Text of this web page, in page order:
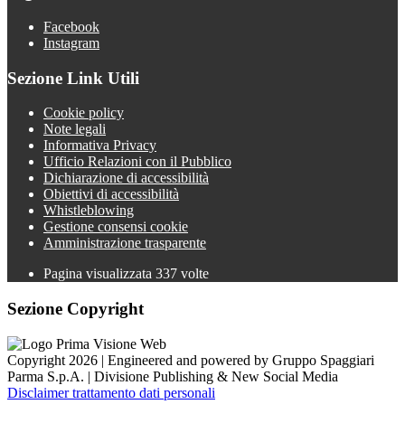
Facebook
Instagram
Sezione Link Utili
Cookie policy
Note legali
Informativa Privacy
Ufficio Relazioni con il Pubblico
Dichiarazione di accessibilità
Obiettivi di accessibilità
Whistleblowing
Gestione consensi cookie
Amministrazione trasparente
Pagina visualizzata 337 volte
Sezione Copyright
Copyright 2026 | Engineered and powered by Gruppo Spaggiari
Parma S.p.A. | Divisione Publishing & New Social Media
Disclaimer trattamento dati personali